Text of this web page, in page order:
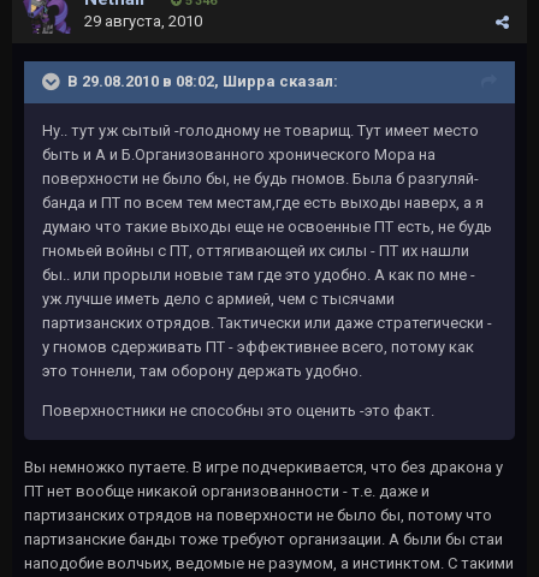
29 августа, 2010
В 29.08.2010 в 08:02, Ширра сказал:
Ну.. тут уж сытый -голодному не товарищ. Тут имеет место
быть и А и Б.Организованного хронического Мора на
поверхности не было бы, не будь гномов. Была б разгуляй-
банда и ПТ по всем тем местам,где есть выходы наверх, а я
думаю что такие выходы еще не освоенные ПТ есть, не будь
гномьей войны с ПТ, оттягивающей их силы - ПТ их нашли
бы.. или прорыли новые там где это удобно. А как по мне -
уж лучше иметь дело с армией, чем с тысячами
партизанских отрядов. Тактически или даже стратегически -
у гномов сдерживать ПТ - эффективнее всего, потому как
это тоннели, там оборону держать удобно.
Поверхностники не способны это оценить -это факт.
Вы немножко путаете. В игре подчеркивается, что без дракона у
ПТ нет вообще никакой организованности - т.е. даже и
партизанских отрядов на поверхности не было бы, потому что
партизанские банды тоже требуют организации. А были бы стаи
наподобие волчьих, ведомые не разумом, а инстинктом. С такими